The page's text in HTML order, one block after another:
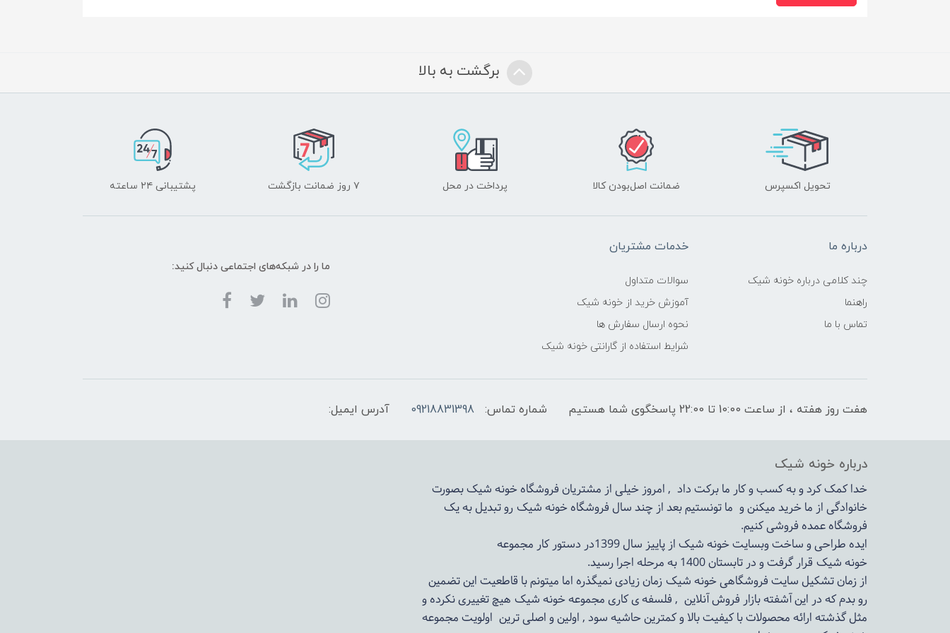
برگشت به بالا
تحویل اکسپرس ضمانت اصل‌بودن کالا پرداخت در محل ۷ روز ضمانت بازگشت پشتیبانی ۲۴ ساعته
درباره ما
چند کلامی درباره خونه شیک
راهنما
تماس با ما
خدمات مشتریان
سوالات متداول
آموزش خرید از خونه شیک
نحوه ارسال سفارش ها
شرایط استفاده از گارانتی خونه شیک
ما را در شبکه‌های اجتماعی دنبال کنید:
هفت روز هفته ، از ساعت 10:00 تا 22:00 پاسخگوی شما هستیم شماره تماس: 09218831398 آدرس ایمیل:
درباره خونه شیک
خدا کمک کرد و به کسب و کار ما برکت داد , امروز خیلی از مشتریان فروشگاه خونه شیک بصورت
خانوادگی از ما خرید میکنن و ما تونستیم بعد از چند سال فروشگاهخونه شیکرو تبدیل به یک
فروشگاه عمده فروشی کنیم.
ایده طراحی و ساخت وبسایت خونه شیک از پاییز سال 1399در دستور کار مجموعه
خونه شیک قرار گرفت و در تابستان 1400 به مرحله اجرا رسید.
از زمان تشکیل سایت فروشگاهیخونه شیکزمان زیادی نمیگذره اما میتونم با قاطعیت این تضمین
رو بدم که در این آشفته بازار فروش آنلاین , فلسفه ی کاری مجموعهخونه شیک هیچ تغییری نکرده و
مثل گذشته ارائه محصولات با کیفیت بالا و کمترین حاشیه سود , اولین و اصلی ترین اولویت مجموعه